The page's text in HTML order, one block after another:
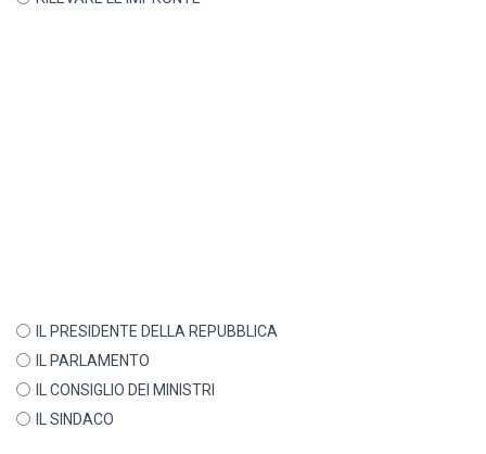
IL PRESIDENTE DELLA REPUBBLICA
IL PARLAMENTO
IL CONSIGLIO DEI MINISTRI
IL SINDACO